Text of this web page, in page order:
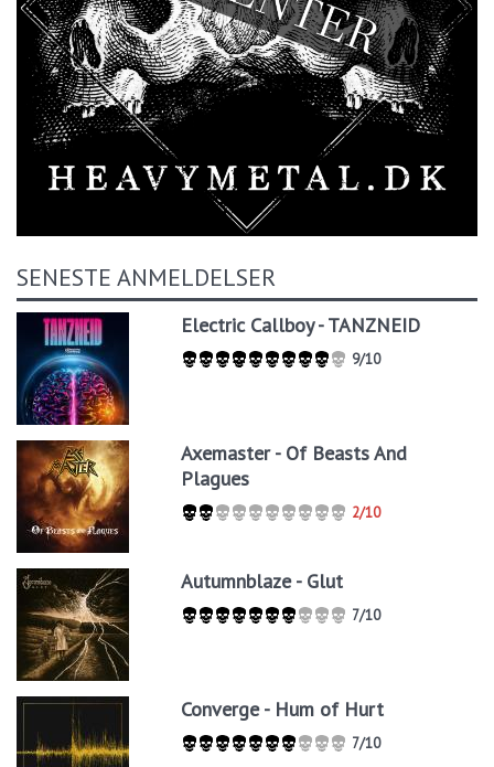
SENESTE ANMELDELSER
Electric Callboy - TANZNEID
9/10
Axemaster - Of Beasts And
Plagues
2/10
Autumnblaze - Glut
7/10
Converge - Hum of Hurt
7/10